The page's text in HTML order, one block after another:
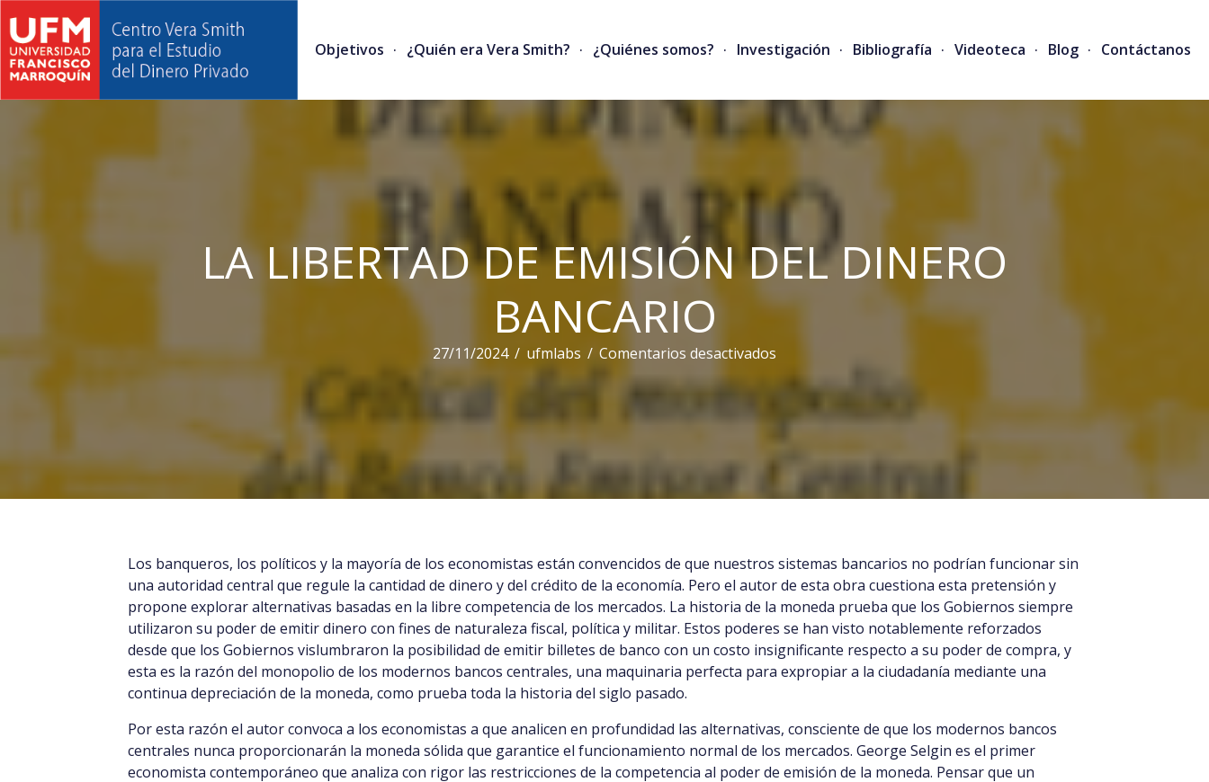
Objetivos ¿Quién era Vera Smith? ¿Quiénes somos? Investigación Bibliografía Videoteca Blog Contáctanos
LA LIBERTAD DE EMISIÓN DEL DINERO
BANCARIO
27/11/2024 / ufmlabs / Comentarios desactivados
LA
LIBERTAD
DE
EMISIÓN
DINERO
BANCARIO
Los banqueros, los políticos y la mayoría de los economistas están convencidos de que nuestros sistemas bancarios no podrían funcionar sin
una autoridad central que regule la cantidad de dinero y del crédito de la economía. Pero el autor de esta obra cuestiona esta pretensión y
propone explorar alternativas basadas en la libre competencia de los mercados. La historia de la moneda prueba que los Gobiernos siempre
utilizaron su poder de emitir dinero con fines de naturaleza fiscal, política y militar. Estos poderes se han visto notablemente reforzados
desde que los Gobiernos vislumbraron la posibilidad de emitir billetes de banco con un costo insignificante respecto a su poder de compra, y
esta es la razón del monopolio de los modernos bancos centrales, una maquinaria perfecta para expropiar a la ciudadanía mediante una
continua depreciación de la moneda, como prueba toda la historia del siglo pasado.
Por esta razón el autor convoca a los economistas a que analicen en profundidad las alternativas, consciente de que los modernos bancos
centrales nunca proporcionarán la moneda sólida que garantice el funcionamiento normal de los mercados. George Selgin es el primer
economista contemporáneo que analiza con rigor las restricciones de la competencia al poder de emisión de la moneda. Pensar que un